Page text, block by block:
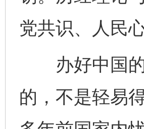
党共识、人民
办好中国的
的，不是轻易